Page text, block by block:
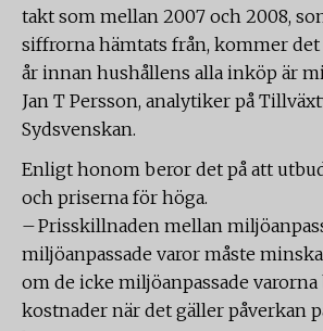
takt som mellan 2007 och 2008,
siffrorna hämtats från, kommer det
år innan hushållens alla inköp är
Jan T Persson, analytiker på
Sydsvenskan.
Enligt honom beror det på att
och priserna för höga.
– Prisskillnaden mellan
miljöanpassade varor måste
om de icke miljöanpassade
kostnader när det gäller påverkan